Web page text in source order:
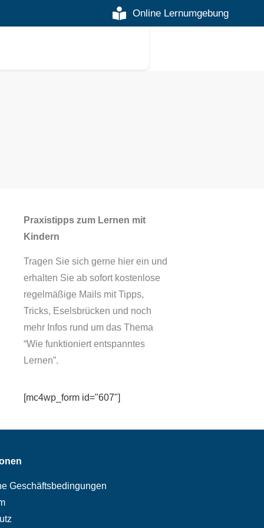
Online Lernumgebung
Praxistipps zum Lernen mit
Kindern
Tragen Sie sich gerne hier ein und
erhalten Sie ab sofort kostenlose
regelmäßige Mails mit Tipps,
Tricks, Eselsbrücken und noch
mehr Infos rund um das Thema
“Wie funktioniert entspanntes
Lernen”.
[mc4wp_form id="607"]
Geschäftsbedingungen